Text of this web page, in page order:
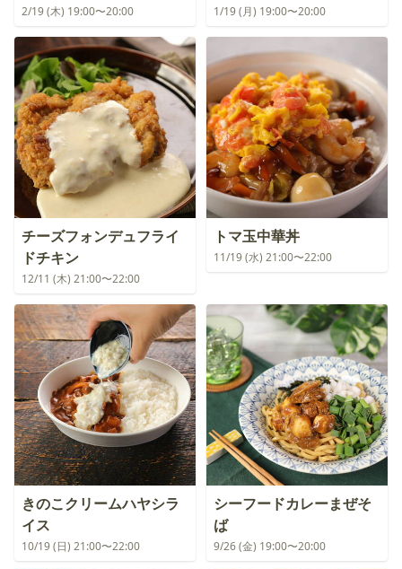
2/19 (木) 19:00〜20:00 1/19 (月) 19:00〜20:00
チーズフォンデュフライ
ドチキン
12/11 (木) 21:00〜22:00
トマ玉中華丼
11/19 (水) 21:00〜22:00
きのこクリームハヤシラ
イス
10/19 (日) 21:00〜22:00
シーフードカレーまぜそ
ば
9/26 (金) 19:00〜20:00